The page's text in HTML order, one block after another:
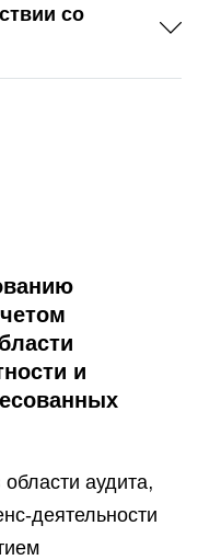
со
и
аудита,